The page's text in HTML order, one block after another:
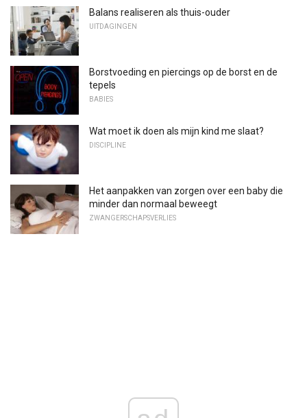
Balans realiseren als thuis-ouder
UITDAGINGEN
Borstvoeding en piercings op de borst en de
tepels
BABIES
Wat moet ik doen als mijn kind me slaat?
DISCIPLINE
Het aanpakken van zorgen over een baby die
minder dan normaal beweegt
ZWANGERSCHAPSVERLIES